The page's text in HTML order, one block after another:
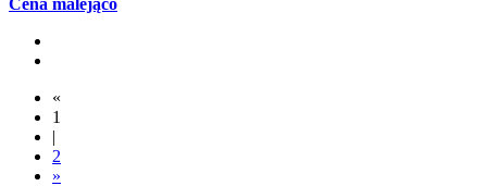
«
1
|
2
»